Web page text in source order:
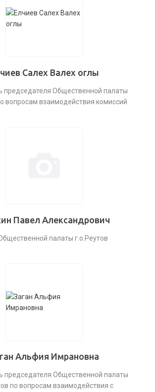
Салех Валех оглы
председателя Общественной палаты
вопросам взаимодействия комиссий
Павел Александрович
палаты г.о.Реутов
Альфия Имрановна
председателя Общественной палаты
по вопросам взаимодействия с